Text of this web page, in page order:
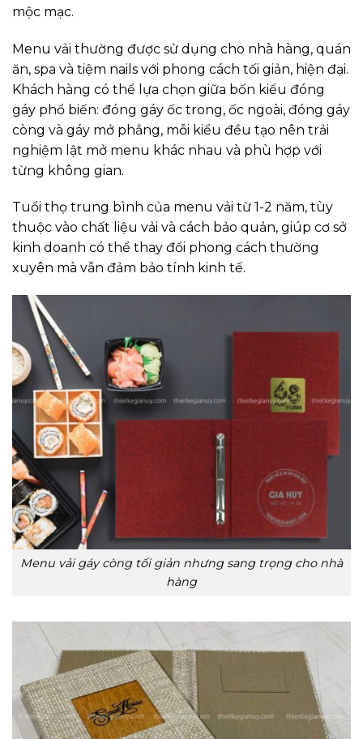
mộc mạc.
Menu vải thường được sử dụng cho nhà hàng, quán
ăn, spa và tiệm nails với phong cách tối giản, hiện đại.
Khách hàng có thể lựa chọn giữa bốn kiểu đóng
gáy phổ biến: đóng gáy ốc trong, ốc ngoài, đóng gáy
còng và gáy mở phẳng, mỗi kiểu đều tạo nên trải
nghiệm lật mở menu khác nhau và phù hợp với
từng không gian.
Tuổi thọ trung bình của menu vải từ 1-2 năm, tùy
thuộc vào chất liệu vải và cách bảo quản, giúp cơ sở
kinh doanh có thể thay đổi phong cách thường
xuyên mà vẫn đảm bảo tính kinh tế.
Menu vải gáy còng tối giản nhưng sang trọng cho nhà
hàng